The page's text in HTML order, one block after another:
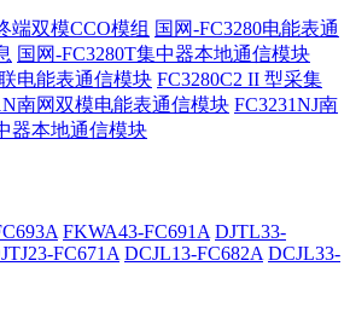
端双模CCO模组 国网-FC3280电能表通
国网-FC3280T集中器本地通信模块
电能表通信模块 FC3280C2 II 型采集
南网双模电能表通信模块 FC3231NJ南
器本地通信模块
FKWA43-FC691A DJTL33-
FC671A DCJL13-FC682A DCJL33-